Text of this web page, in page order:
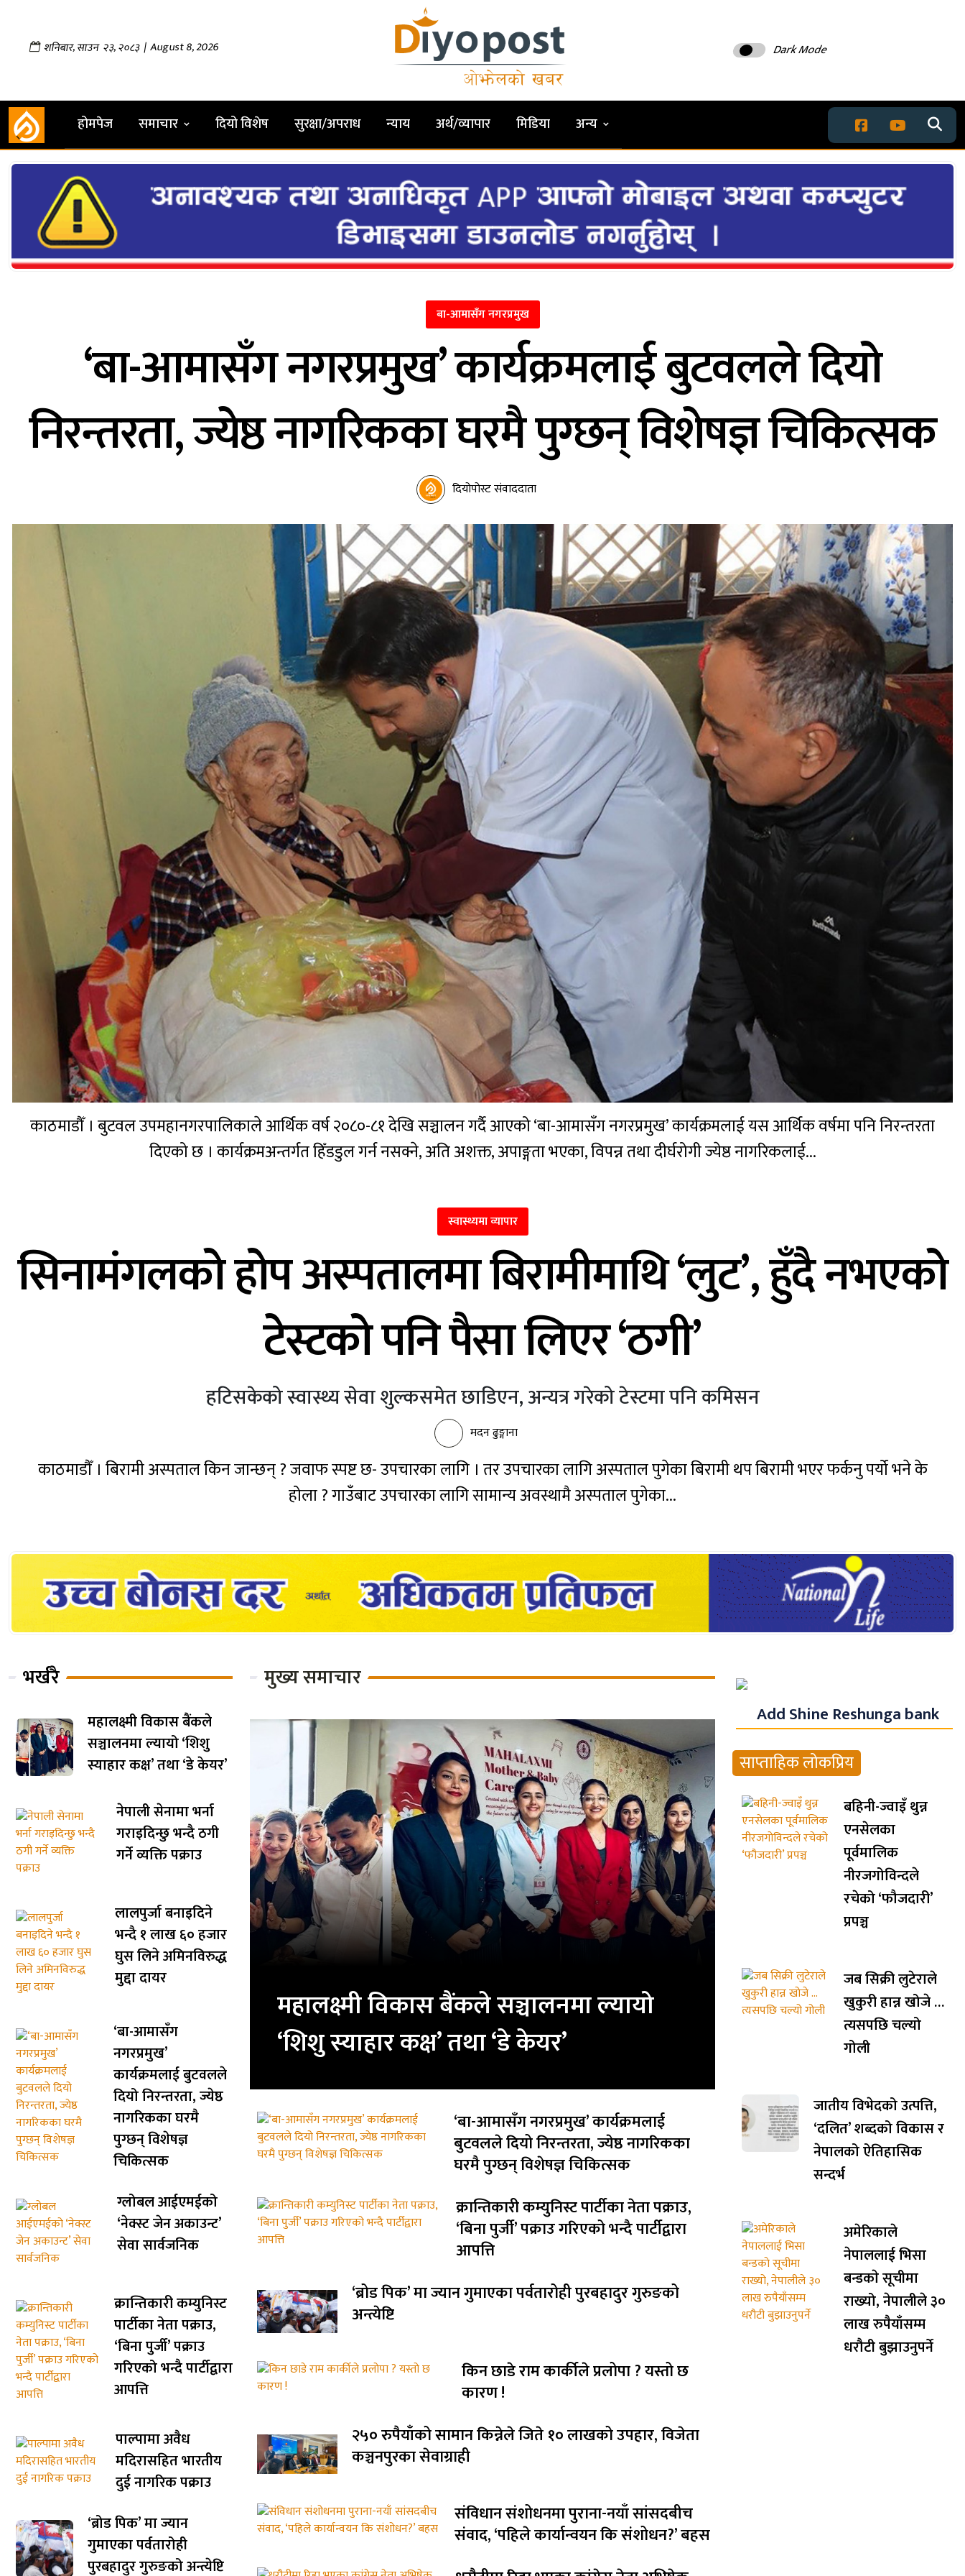
शनिबार,साउन२३,२०८३| August 8, 2026 Dark Mode
होमपेज समाचार दियो विशेष सुरक्षा/अपराध न्याय अर्थ/व्यापार मिडिया अन्य
बा-आमासँग नगरप्रमुख
‘बा-आमासँग नगरप्रमुख’ कार्यक्रमलाई बुटवलले दियो
निरन्तरता, ज्येष्ठ नागरिकका घरमै पुग्छन् विशेषज्ञ चिकित्सक
दियोपोस्ट संवाददाता
काठमाडौँ । बुटवल उपमहानगरपालिकाले आर्थिक वर्ष २०८०-८१ देखि सञ्चालन गर्दै आएको ‘बा-आमासँग नगरप्रमुख’ कार्यक्रमलाई यस आर्थिक वर्षमा पनि निरन्तरता
दिएको छ । कार्यक्रमअन्तर्गत हिँडडुल गर्न नसक्ने, अति अशक्त, अपाङ्गता भएका, विपन्न तथा दीर्घरोगी ज्येष्ठ नागरिकलाई...
स्वास्थ्यमा व्यापार
सिनामंगलको होप अस्पतालमा बिरामीमाथि ‘लुट’, हुँदै नभएको
टेस्टको पनि पैसा लिएर ‘ठगी’
हटिसकेको स्वास्थ्य सेवा शुल्कसमेत छाडिएन, अन्यत्र गरेको टेस्टमा पनि कमिसन
मदन ढुङ्गाना
काठमाडौँ । बिरामी अस्पताल किन जान्छन् ? जवाफ स्पष्ट छ- उपचारका लागि । तर उपचारका लागि अस्पताल पुगेका बिरामी थप बिरामी भएर फर्कनु पर्यो भने के
होला ? गाउँबाट उपचारका लागि सामान्य अवस्थामै अस्पताल पुगेका...
भर्खरै
महालक्ष्मी विकास बैंकले
सञ्चालनमा ल्यायो ‘शिशु
स्याहार कक्ष’ तथा ‘डे केयर’
नेपाली सेनामा भर्ना
गराइदिन्छु भन्दै ठगी
गर्ने व्यक्ति पक्राउ
लालपुर्जा बनाइदिने
भन्दै १ लाख ६० हजार
घुस लिने अमिनविरुद्ध
मुद्दा दायर
‘बा-आमासँग
नगरप्रमुख’
कार्यक्रमलाई बुटवलले
दियो निरन्तरता, ज्येष्ठ
नागरिकका घरमै
पुग्छन् विशेषज्ञ
चिकित्सक
ग्लोबल आईएमईको
‘नेक्स्ट जेन अकाउन्ट’
सेवा सार्वजनिक
क्रान्तिकारी कम्युनिस्ट
पार्टीका नेता पक्राउ,
‘बिना पुर्जी’ पक्राउ
गरिएको भन्दै पार्टीद्वारा
आपत्ति
पाल्पामा अवैध
मदिरासहित भारतीय
दुई नागरिक पक्राउ
‘ब्रोड पिक’ मा ज्यान
गुमाएका पर्वतारोही
पुरबहादुर गुरुङको अन्त्येष्टि
मुख्य समाचार
महालक्ष्मी विकास बैंकले सञ्चालनमा ल्यायो
‘शिशु स्याहार कक्ष’ तथा ‘डे केयर’
‘बा-आमासँग नगरप्रमुख’ कार्यक्रमलाई
बुटवलले दियो निरन्तरता, ज्येष्ठ नागरिकका
घरमै पुग्छन् विशेषज्ञ चिकित्सक
क्रान्तिकारी कम्युनिस्ट पार्टीका नेता पक्राउ,
‘बिना पुर्जी’ पक्राउ गरिएको भन्दै पार्टीद्वारा
आपत्ति
‘ब्रोड पिक’ मा ज्यान गुमाएका पर्वतारोही पुरबहादुर गुरुङको
अन्त्येष्टि
किन छाडे राम कार्कीले प्रलोपा ? यस्तो छ
कारण !
२५० रुपैयाँको सामान किन्नेले जिते १० लाखको उपहार, विजेता
कञ्चनपुरका सेवाग्राही
संविधान संशोधनमा पुराना-नयाँ सांसदबीच
संवाद, ‘पहिले कार्यान्वयन कि संशोधन?’ बहस
Add Shine Reshunga bank
साप्ताहिक लोकप्रिय
बहिनी-ज्वाइँ थुन्न
एनसेलका
पूर्वमालिक
नीरजगोविन्दले
रचेको ‘फौजदारी’
प्रपञ्च
जब सिक्री लुटेराले
खुकुरी हान्न खोजे …
त्यसपछि चल्यो
गोली
जातीय विभेदको उत्पत्ति,
‘दलित’ शब्दको विकास र
नेपालको ऐतिहासिक
सन्दर्भ
अमेरिकाले
नेपाललाई भिसा
बन्डकाे सूचीमा
राख्यो, नेपालीले ३०
लाख रुपैयाँसम्म
धरौटी बुझाउनुपर्ने